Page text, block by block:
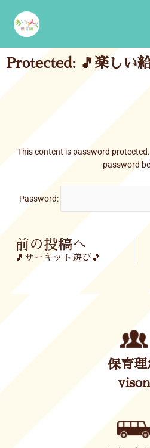
content
Protected: 🎵楽しい
This content is password
password
Password:
Prev
前の投稿へ
🎵サーキット遊び🎵
保育理
vison